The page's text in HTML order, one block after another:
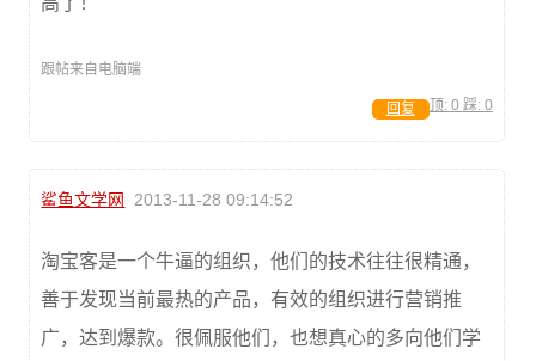
跟帖来自电脑端
顶: 0 踩: 0
回复
鲨鱼文学网 2013-11-28 09:14:52
淘宝客是一个牛逼的组织，他们的技术往往很精通，
善于发现当前最热的产品，有效的组织进行营销推
广，达到爆款。很佩服他们，也想真心的多向他们学